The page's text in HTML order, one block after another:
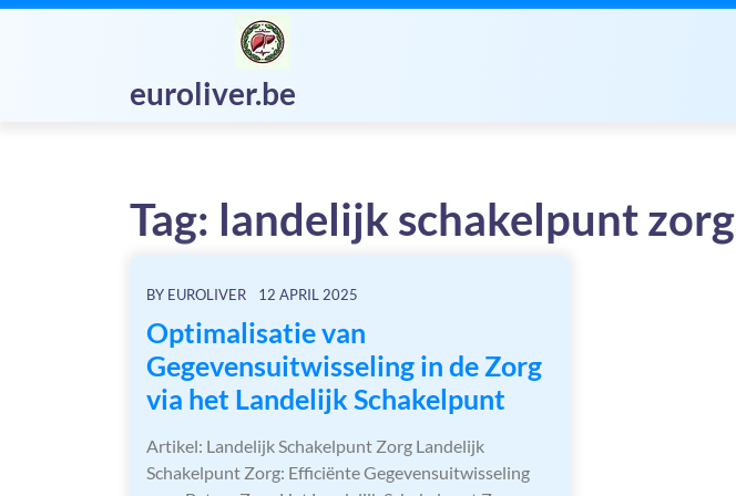
Skip
euroliver.be
Tag: landelijk schakelpunt zorg
BY EUROLIVER 12 APRIL 2025
Optimalisatie van
Gegevensuitwisseling in de Zorg
via het Landelijk Schakelpunt
Artikel: Landelijk Schakelpunt Zorg Landelijk
Schakelpunt Zorg: Efficiënte Gegevensuitwisseling